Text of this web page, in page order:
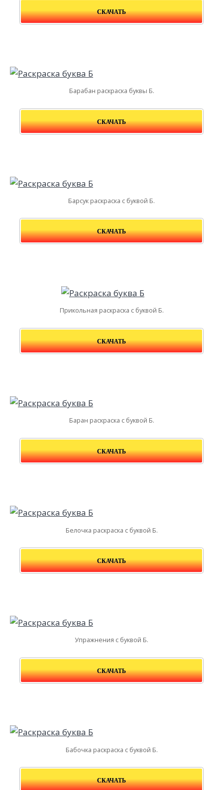
СКАЧАТЬ
Барабан раскраска буквы Б.
СКАЧАТЬ
Барсук раскраска с буквой Б.
СКАЧАТЬ
Прикольная раскраска с буквой Б.
СКАЧАТЬ
Баран раскраска с буквой Б.
СКАЧАТЬ
Белочка раскраска с буквой Б.
СКАЧАТЬ
Упражнения с буквой Б.
СКАЧАТЬ
Бабочка раскраска с буквой Б.
СКАЧАТЬ